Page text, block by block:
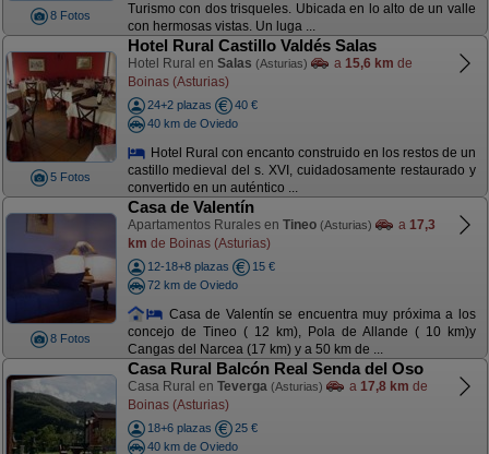
8 Fotos
Turismo con dos trisqueles. Ubicada en lo alto de un valle
con hermosas vistas. Un luga ...
5 Fotos
Hotel Rural Castillo Valdés Salas
Hotel Rural en Salas (Asturias) a 15,6 km de
Boinas (Asturias)
24+2 plazas
40 €
40 km de Oviedo
Hotel Rural con encanto construido en los restos de un
castillo medieval del s. XVI, cuidadosamente restaurado y
convertido en un auténtico ...
8 Fotos
Casa de Valentín
Apartamentos Rurales en Tineo (Asturias) a 17,3
km de Boinas (Asturias)
12-18+8 plazas
15 €
72 km de Oviedo
Casa de Valentín se encuentra muy próxima a los
concejo de Tineo ( 12 km), Pola de Allande ( 10 km)y
Cangas del Narcea (17 km) y a 50 km de ...
Casa Rural Balcón Real Senda del Oso
Casa Rural en Teverga (Asturias) a 17,8 km de
Boinas (Asturias)
18+6 plazas
25 €
40 km de Oviedo